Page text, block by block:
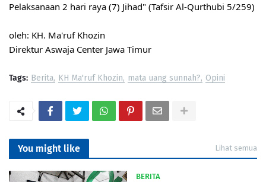
Pelaksanaan 2 hari raya (7) Jihad" (Tafsir Al-Qurthubi 5/259)
oleh: KH. Ma'ruf Khozin
Direktur Aswaja Center Jawa Timur
Tags: Berita KH Ma'ruf Khozin mata uang sunnah? Opini
You might like Lihat semua
BERITA